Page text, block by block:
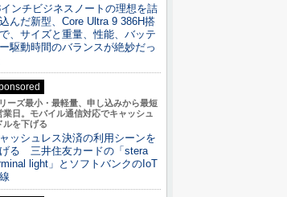
ンチビジネスノートの理想を詰
んだ新型、Core Ultra 9 386H搭
、サイズと重量、性能、バッテ
駆動時間のバランスが絶妙だっ
ーズ最小・最軽量、申し込みから最短
業日。モバイル通信対応でキャッシュ
ルを下げる
ッシュレス決済の利用シーンを
る 三井住友カードの「stera
light」とソフトバンクのIoT